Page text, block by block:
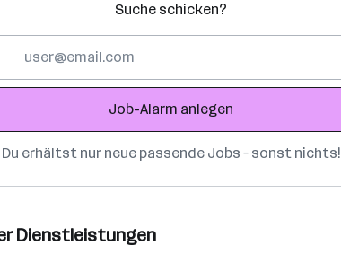
Suche schicken?
Job-Alarm anlegen
Du erhältst nur neue passende Jobs – sonst nichts!
Dienstleistungen